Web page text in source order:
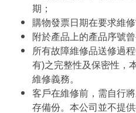
期；
購物發票日期在要求維
附於產品上的產品序號
所有故障維修品送修過
有)之完整性及保密性，
維修義務。
客戶在維修前，需自行
存備份。本公司並不提供